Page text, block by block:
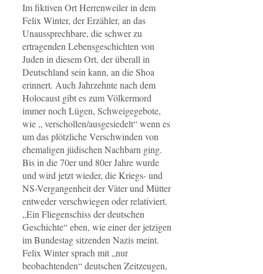
Im fiktiven Ort Herrenweiler in dem
Felix Winter, der Erzähler, an das
Unaussprechbare, die schwer zu
ertragenden Lebensgeschichten von
Juden in diesem Ort, der überall in
Deutschland sein kann, an die Shoa
erinnert. Auch Jahrzehnte nach dem
Holocaust gibt es zum Völkermord
immer noch Lügen, Schweigegebote,
wie „ verschollen/ausgesiedelt“ wenn es
um das plötzliche Verschwinden von
ehemaligen jüdischen Nachbarn ging.
Bis in die 70er und 80er Jahre wurde
und wird jetzt wieder, die Kriegs- und
NS-Vergangenheit der Väter und Mütter
entweder verschwiegen oder relativiert.
„Ein Fliegenschiss der deutschen
Geschichte“ eben, wie einer der jetzigen
im Bundestag sitzenden Nazis meint.
Felix Winter sprach mit „nur
beobachtenden“ deutschen Zeitzeugen,